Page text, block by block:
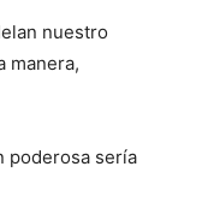
nuestro
manera,
poderosa sería